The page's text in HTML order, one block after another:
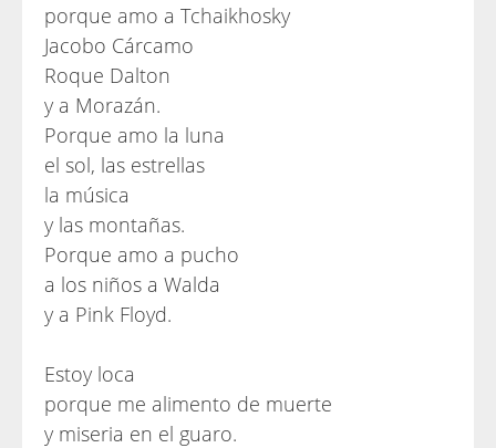
porque amo a Tchaikhosky
Jacobo Cárcamo
Roque Dalton
y a Morazán.
Porque amo la luna
el sol, las estrellas
la música
y las montañas.
Porque amo a pucho
a los niños a Walda
y a Pink Floyd.
Estoy loca
porque me alimento de muerte
y miseria en el guaro.